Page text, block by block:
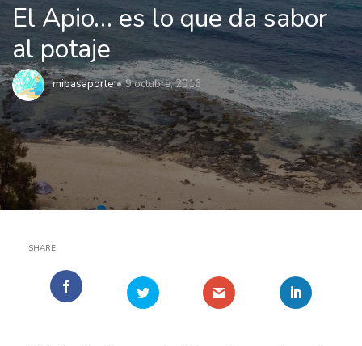
El Apio… es lo que da sabor
al potaje
mipasaporte 9 octubre, 2016
SHARE